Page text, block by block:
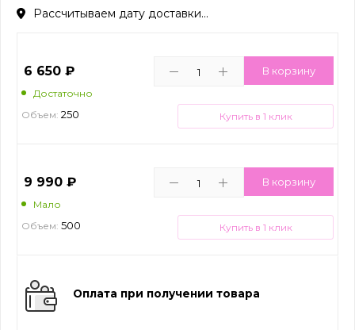
Рассчитываем дату доставки...
6 650 ₽
Достаточно
Объем: 250
В корзину
Купить в 1 клик
9 990 ₽
Мало
Объем: 500
В корзину
Купить в 1 клик
Оплата при получении товара